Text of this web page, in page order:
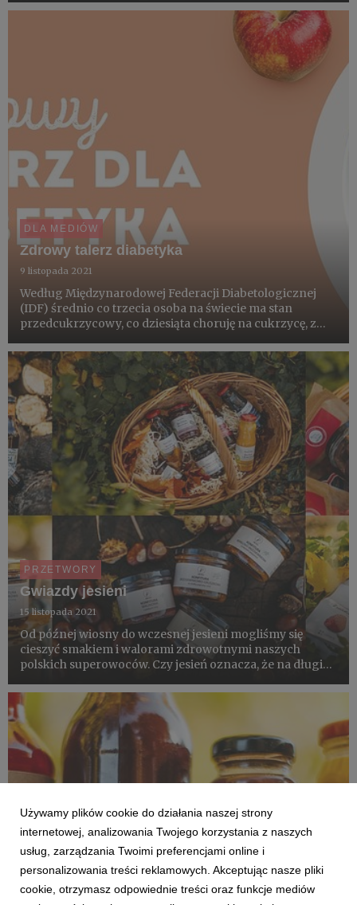
przedcukrzycowym. Dowiedz się, dlaczego warto
DLA MEDIÓW
Zdrowy talerz diabetyka
9 listopada 2021
Według Międzynarodowej Federacji Diabetologicznej
(IDF) średnio co trzecia osoba na świecie ma stan
przedcukrzycowy, co dziesiąta choruję na cukrzycę, z
odkrycia insuliny chorych jest coraz więcej. Narosło
wiele mitów. Sąd...
PRZETWORY
Gwiazdy jesieni
15 listopada 2021
Od późnej wiosny do wczesnej jesieni mogliśmy się
cieszyć smakiem i walorami zdrowotnymi naszych
polskich superowoców. Czy jesień oznacza, że na długie
polskich owoców jagodowych i zamienić je na owoce z
importu? Odpowied...
DLA MEDIÓW
Używamy plików cookie do działania naszej strony
internetowej, analizowania Twojego korzystania z naszych
usług, zarządzania Twoimi preferencjami online i
personalizowania treści reklamowych. Akceptując nasze pliki
cookie, otrzymasz odpowiednie treści oraz funkcje mediów